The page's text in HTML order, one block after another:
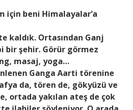
için beni Himalayalar’a
kaldık. Ortasından Ganj
bir şehir. Görür görmez
masaj, yoga…
Ganga Aarti törenine
da, tören de, gökyüzü ve
ortada yakılan ateş de çok